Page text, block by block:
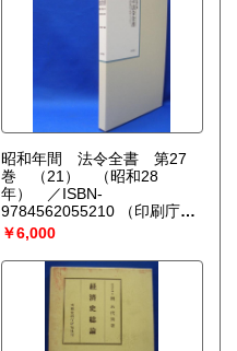
昭和年間 法令全書 第27
巻 （21） （昭和28
年） ／ISBN-
9784562055210
（印刷庁
【編】）
￥6,000